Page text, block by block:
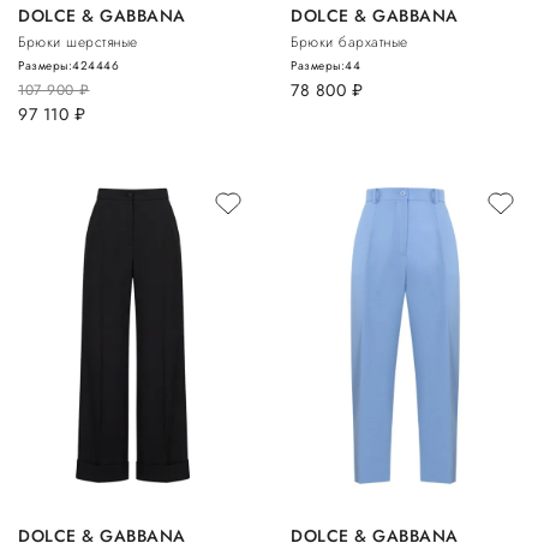
DOLCE & GABBANA
Брюки шерстяные
107 900руб.
97 110 руб.
Размеры:424446
DOLCE & GABBANA
Брюки бархатные
78 800 руб.
Размеры:44
DOLCE & GABBANA DOLCE & GABBANA